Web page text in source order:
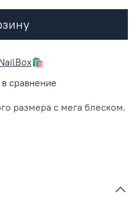
🛍️
сравнение
размера с мега блеском.